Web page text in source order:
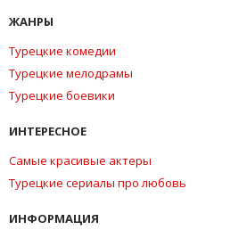
ЖАНРЫ
Турецкие комедии
Турецкие мелодрамы
Турецкие боевики
ИНТЕРЕСНОЕ
Самые красивые актеры
Турецкие сериалы про любовь
ИНФОРМАЦИЯ